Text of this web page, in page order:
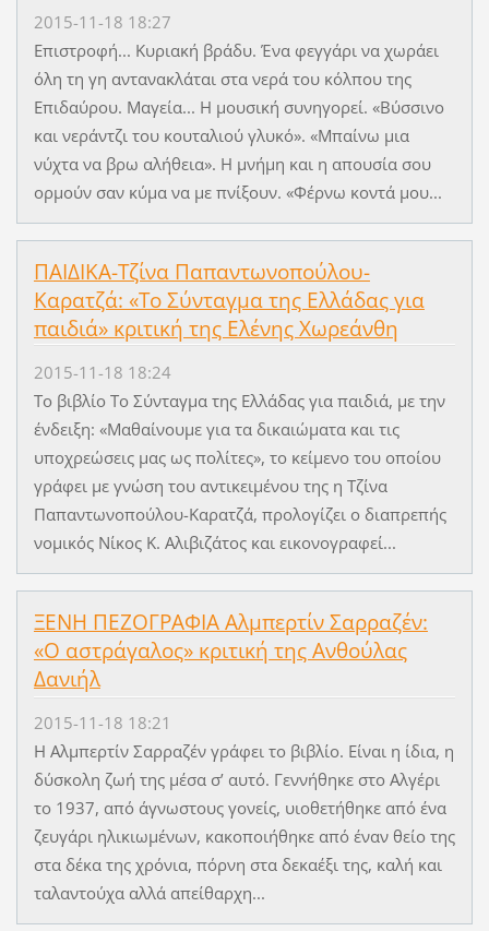
2015-11-18 18:27
Επιστροφή... Κυριακή βράδυ. Ένα φεγγάρι να χωράει
όλη τη γη αντανακλάται στα νερά του κόλπου της
Επιδαύρου. Μαγεία... Η μουσική συνηγορεί. «Βύσσινο
και νεράντζι του κουταλιού γλυκό». «Μπαίνω μια
νύχτα να βρω αλήθεια». Η μνήμη και η απουσία σου
ορμούν σαν κύμα να με πνίξουν. «Φέρνω κοντά μου...
ΠΑΙΔΙΚΑ-Τζίνα Παπαντωνοπούλου-
Καρατζά: «Το Σύνταγμα της Ελλάδας για
παιδιά» κριτική της Ελένης Χωρεάνθη
2015-11-18 18:24
Το βιβλίο Το Σύνταγμα της Ελλάδας για παιδιά, με την
ένδειξη: «Μαθαίνουμε για τα δικαιώματα και τις
υποχρεώσεις μας ως πολίτες», το κείμενο του οποίου
γράφει με γνώση του αντικειμένου της η Τζίνα
Παπαντωνοπούλου-Καρατζά, προλογίζει ο διαπρεπής
νομικός Νίκος Κ. Αλιβιζάτος και εικονογραφεί...
ΞΕΝΗ ΠΕΖΟΓΡΑΦΙΑ Αλμπερτίν Σαρραζέν:
«Ο αστράγαλος» κριτική της Ανθούλας
Δανιήλ
2015-11-18 18:21
Η Αλμπερτίν Σαρραζέν γράφει το βιβλίο. Είναι η ίδια, η
δύσκολη ζωή της μέσα σ’ αυτό. Γεννήθηκε στο Αλγέρι
το 1937, από άγνωστους γονείς, υιοθετήθηκε από ένα
ζευγάρι ηλικιωμένων, κακοποιήθηκε από έναν θείο της
στα δέκα της χρόνια, πόρνη στα δεκαέξι της, καλή και
ταλαντούχα αλλά απείθαρχη...